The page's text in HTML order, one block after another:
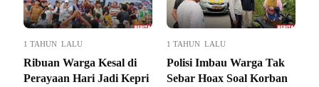
1 TAHUN LALU
Ribuan Warga Kesal di
Perayaan Hari Jadi Kepri
1 TAHUN LALU
Polisi Imbau Warga Tak
Sebar Hoax Soal Korban